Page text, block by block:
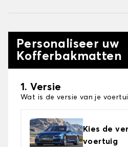
Personaliseer uw
Kofferbakmatten
1. Versie
Wat is de versie van je
Kies de
voertuig